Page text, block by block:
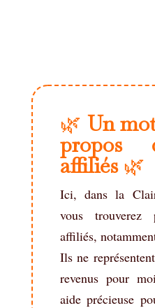
🌿 Un
propos
affiliés🌿
Ici, dans la
vous trouverez
affiliés,
Ils ne
revenus pour
aide précieuse